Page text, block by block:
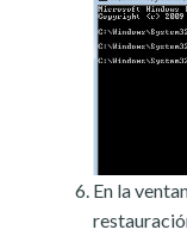
En la